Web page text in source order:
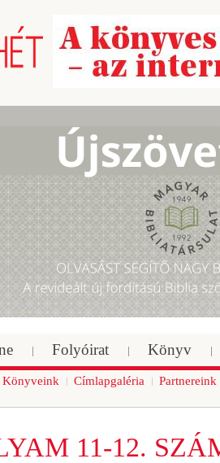
Folyóirat Könyv
Könyveink Címlapgaléria Partnereink
11-12.